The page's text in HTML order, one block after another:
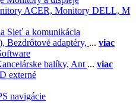
ACER, Monitory DELL, M
Sieť a komunikácia
Bezdrôtové adaptéry, ... viac
balíky, Ant ... viac
externé
navigácie